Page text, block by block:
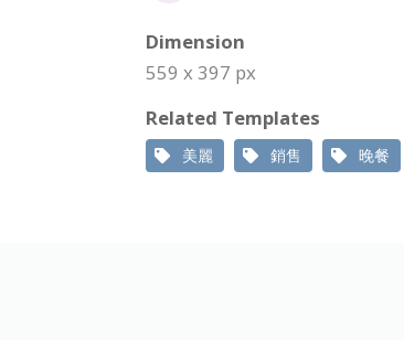
Dimension
559 x 397 px
Related Templates
美麗 銷售 晚餐